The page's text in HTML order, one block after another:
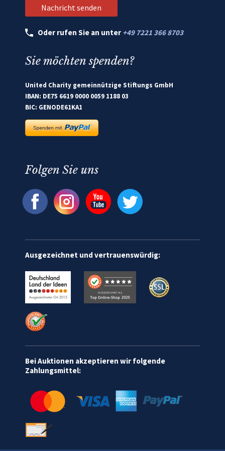
Oder rufen Sie an unter +49 7221 366 8703
Sie möchten spenden?
United Charity gemeinnützige Stiftungs GmbH
IBAN: DE75 6619 0000 0059 1188 03
BIC: GENODE61KA1
Folgen Sie uns
Ausgezeichnet und vertrauenswürdig:
Bei Auktionen akzeptieren wir folgende
Zahlungsmittel: